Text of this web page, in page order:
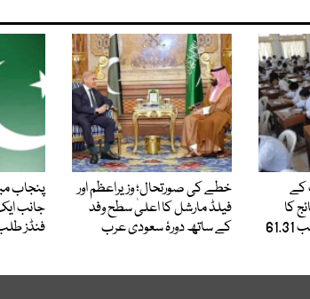
کے
کا
اعلان، کامیابی کا تناسب 61.31
خطے کی صورتحال؛ وزیراعظم اور
فیلڈ مارشل کا اعلیٰ سطح وفد
کے ساتھ دورۂ سعودی عرب
پنجاب
جانب
فنڈز